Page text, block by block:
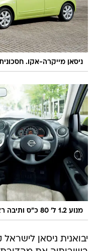
ניסאן מייקרה-אקו.
מנוע 1.2 ל' 80 כ"ס ותיבה רציפה
יבואנית ניסאן